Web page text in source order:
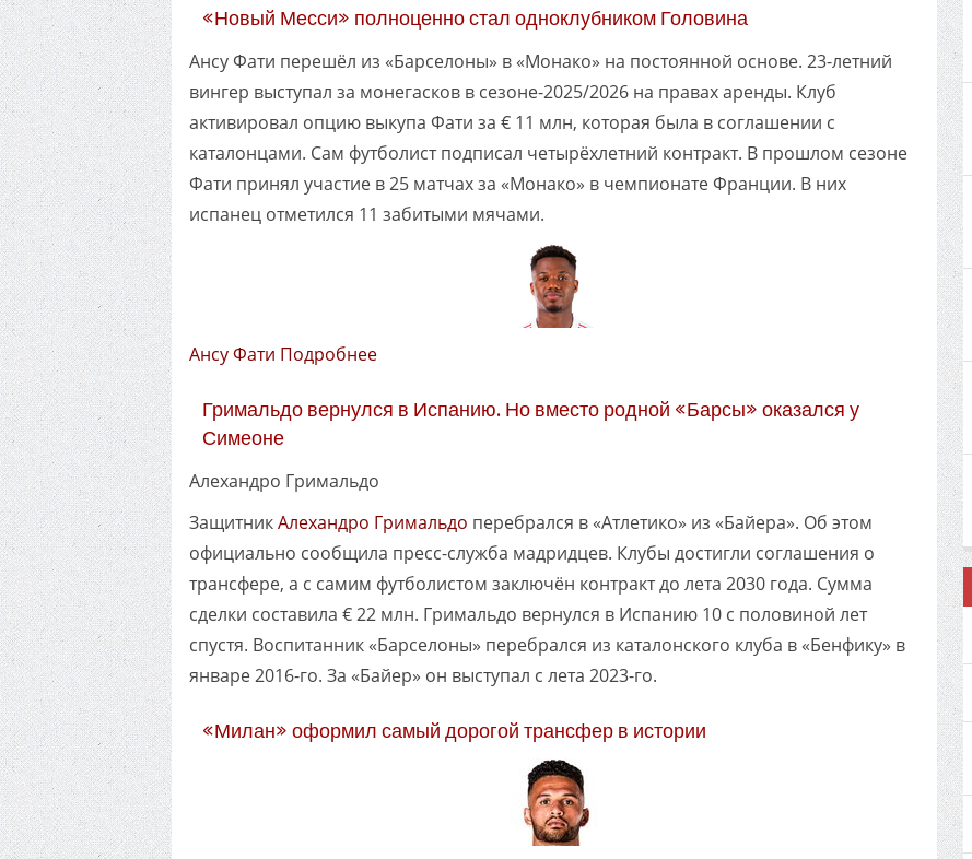
«Новый Месси» полноценно стал одноклубником Головина
Ансу Фати перешёл из «Барселоны» в «Монако» на постоянной основе. 23-летний
вингер выступал за монегасков в сезоне-2025/2026 на правах аренды. Клуб
активировал опцию выкупа Фати за € 11 млн, которая была в соглашении с
каталонцами. Сам футболист подписал четырёхлетний контракт. В прошлом сезоне
Фати принял участие в 25 матчах за «Монако» в чемпионате Франции. В них
испанец отметился 11 забитыми мячами.
Ансу Фати Подробнее
Гримальдо вернулся в Испанию. Но вместо родной «Барсы» оказался у
Симеоне
Алехандро Гримальдо
ЗащитникАлехандро Гримальдо перебрался в «Атлетико» из «Байера». Об этом
официально сообщила пресс-служба мадридцев. Клубы достигли соглашения о
трансфере, а с самим футболистом заключён контракт до лета 2030 года. Сумма
сделки составила € 22 млн. Гримальдо вернулся в Испанию 10 с половиной лет
спустя. Воспитанник «Барселоны» перебрался из каталонского клуба в «Бенфику» в
январе 2016-го. За «Байер» он выступал с лета 2023-го.
«Милан» оформил самый дорогой трансфер в истории